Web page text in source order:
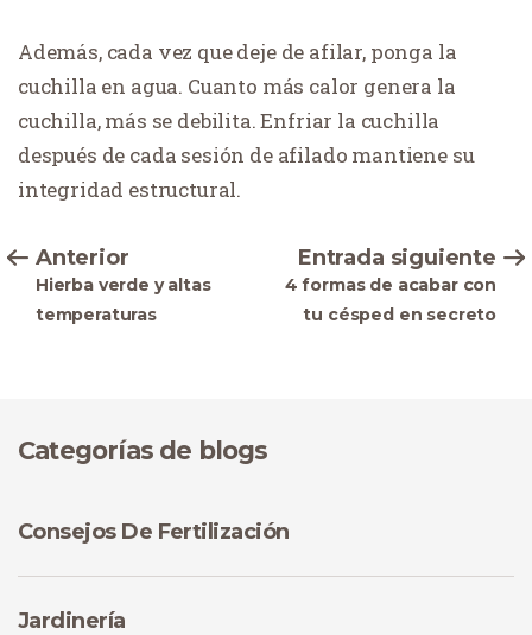
Además, cada vez que deje de afilar, ponga la
cuchilla en agua. Cuanto más calor genera la
cuchilla, más se debilita. Enfriar la cuchilla
después de cada sesión de afilado mantiene su
integridad estructural.
Anterior
Hierba verde y altas
temperaturas
Entrada siguiente
4 formas de acabar con
tu césped en secreto
Categorías de blogs
Consejos De Fertilización
Jardinería